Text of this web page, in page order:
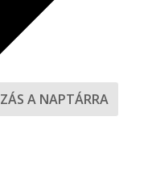
A NAPTÁRRA